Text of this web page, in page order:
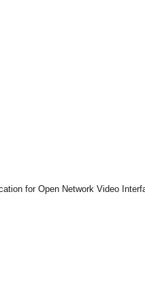
for Open Network Video